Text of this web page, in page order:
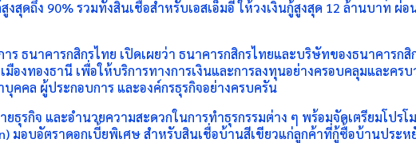
ด้สูงสุดถึง 90% รวมทั้งสินเชื่อสำหรับเอสเอ็มอี ให้วงเงินกู้สูงสุด 12 ล้านบา
ธนาคารกสิกรไทย เปิดเผยว่า ธนาคารกสิกรไทยและบริษัทของธนาคารกสิ
งทองธานี เพื่อให้บริการทางการเงินและการลงทุนอย่างครอบคลุมและคร
คคล ผู้ประกอบการ และองค์กรธุรกิจอย่างครบครัน
ยธุรกิจ และอำนวยความสะดวกในการทำธุรกรรมต่าง ๆ พร้อมจัดเตรียมโป
มอบอัตราดอกเบี้ยพิเศษ สำหรับสินเชื่อบ้านสีเขียวแก่ลูกค้าที่กู้ซื้อบ้านประ